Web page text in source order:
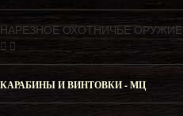
НАРЕЗНОЕ ОХОТНИЧЬЕ ОРУЖИЕ
КАРАБИНЫ И ВИНТОВКИ - МЦ